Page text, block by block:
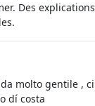
Des
molto gentile ,
po’ di storia di quel tratto dí costa